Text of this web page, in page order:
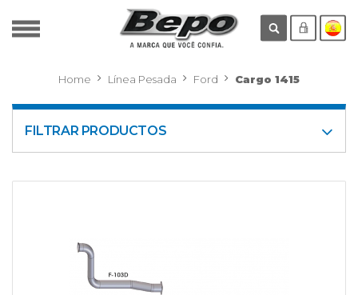
Home Línea Pesada Ford Cargo 1415
FILTRAR PRODUCTOS